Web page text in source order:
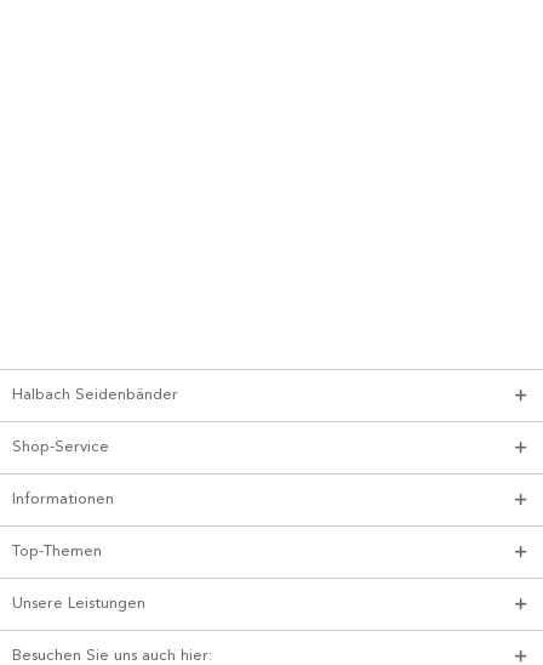
Halbach Seidenbänder
Shop-Service
Informationen
Top-Themen
Unsere Leistungen
Besuchen Sie uns auch hier: